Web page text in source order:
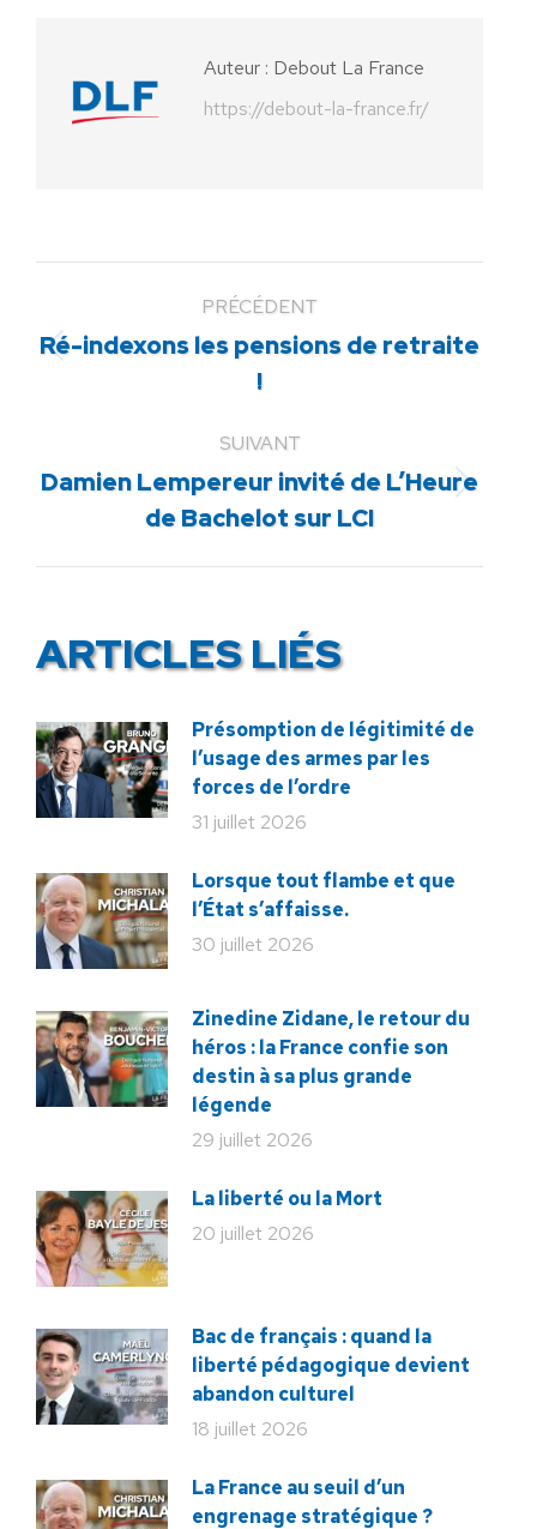
Auteur : Debout La France
https://debout-la-france.fr/
PRÉCÉDENT
Article
précédent
Ré-indexons les pensions de retraite
!
SUIVANT
Article
suivant
Damien Lempereur invité de L’Heure
de Bachelot sur LCI
ARTICLES LIÉS
Présomption de légitimité de
l’usage des armes par les
forces de l’ordre
31 juillet 2026
Lorsque tout flambe et que
l’État s’affaisse.
30 juillet 2026
Zinedine Zidane, le retour du
héros : la France confie son
destin à sa plus grande
légende
29 juillet 2026
La liberté ou la Mort
20 juillet 2026
Bac de français : quand la
liberté pédagogique devient
abandon culturel
18 juillet 2026
La France au seuil d’un
engrenage stratégique ?